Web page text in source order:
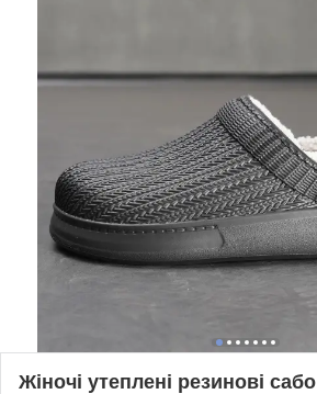
Жіночі утеплені резинові сабо